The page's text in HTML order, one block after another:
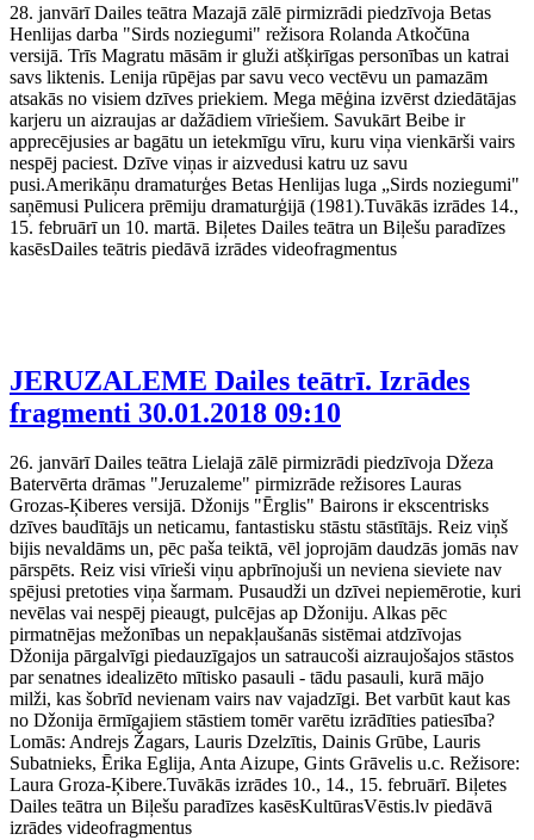
28. janvārī Dailes teātra Mazajā zālē pirmizrādi piedzīvoja Betas
Henlijas darba "Sirds noziegumi" režisora Rolanda Atkočūna
versijā. Trīs Magratu māsām ir gluži atšķirīgas personības un katrai
savs liktenis. Lenija rūpējas par savu veco vectēvu un pamazām
atsakās no visiem dzīves priekiem. Mega mēģina izvērst dziedātājas
karjeru un aizraujas ar dažādiem vīriešiem. Savukārt Beibe ir
apprecējusies ar bagātu un ietekmīgu vīru, kuru viņa vienkārši vairs
nespēj paciest. Dzīve viņas ir aizvedusi katru uz savu
pusi.Amerikāņu dramaturģes Betas Henlijas luga „Sirds noziegumi"
saņēmusi Pulicera prēmiju dramaturģijā (1981).Tuvākās izrādes 14.,
15. februārī un 10. martā. Biļetes Dailes teātra un Biļešu paradīzes
kasēsDailes teātris piedāvā izrādes videofragmentus
JERUZALEME Dailes teātrī. Izrādes
fragmenti 30.01.2018 09:10
26. janvārī Dailes teātra Lielajā zālē pirmizrādi piedzīvoja Džeza
Batervērta drāmas "Jeruzaleme" pirmizrāde režisores Lauras
Grozas-Ķiberes versijā. Džonijs "Ērglis" Bairons ir ekscentrisks
dzīves baudītājs un neticamu, fantastisku stāstu stāstītājs. Reiz viņš
bijis nevaldāms un, pēc paša teiktā, vēl joprojām daudzās jomās nav
pārspēts. Reiz visi vīrieši viņu apbrīnojuši un neviena sieviete nav
spējusi pretoties viņa šarmam. Pusaudži un dzīvei nepiemērotie, kuri
nevēlas vai nespēj pieaugt, pulcējas ap Džoniju. Alkas pēc
pirmatnējas mežonības un nepakļaušanās sistēmai atdzīvojas
Džonija pārgalvīgi piedauzīgajos un satraucoši aizraujošajos stāstos
par senatnes idealizēto mītisko pasauli - tādu pasauli, kurā mājo
milži, kas šobrīd nevienam vairs nav vajadzīgi. Bet varbūt kaut kas
no Džonija ērmīgajiem stāstiem tomēr varētu izrādīties patiesība?
Lomās: Andrejs Žagars, Lauris Dzelzītis, Dainis Grūbe, Lauris
Subatnieks, Ērika Eglija, Anta Aizupe, Gints Grāvelis u.c. Režisore:
Laura Groza-Ķibere.Tuvākās izrādes 10., 14., 15. februārī. Biļetes
Dailes teātra un Biļešu paradīzes kasēsKultūrasVēstis.lv piedāvā
izrādes videofragmentus